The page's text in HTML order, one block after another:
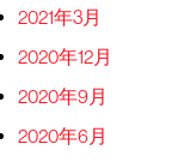
2021年3月
2020年12月
2020年9月
2020年6月